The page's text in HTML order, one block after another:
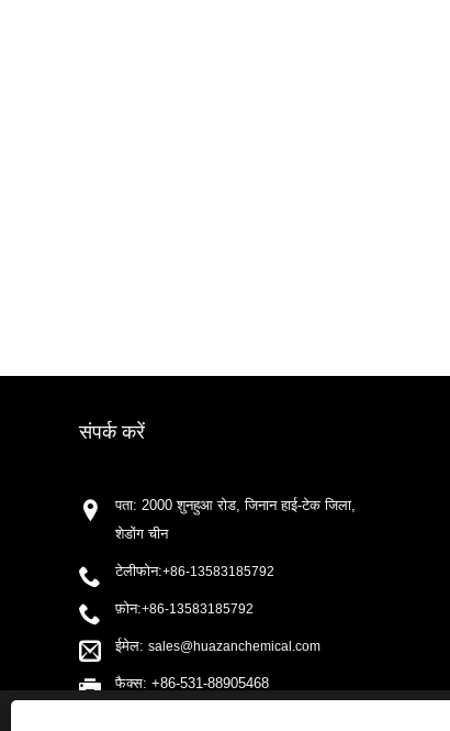
संपर्क करें
पता: 2000 शुनहुआ रोड, जिनान हाई-टेक जिला,
शेडोंग चीन
टेलीफोन:+86-13583185792
फ़ोन:+86-13583185792
ईमेल: sales@huazanchemical.com
फैक्स: +86-531-88905468